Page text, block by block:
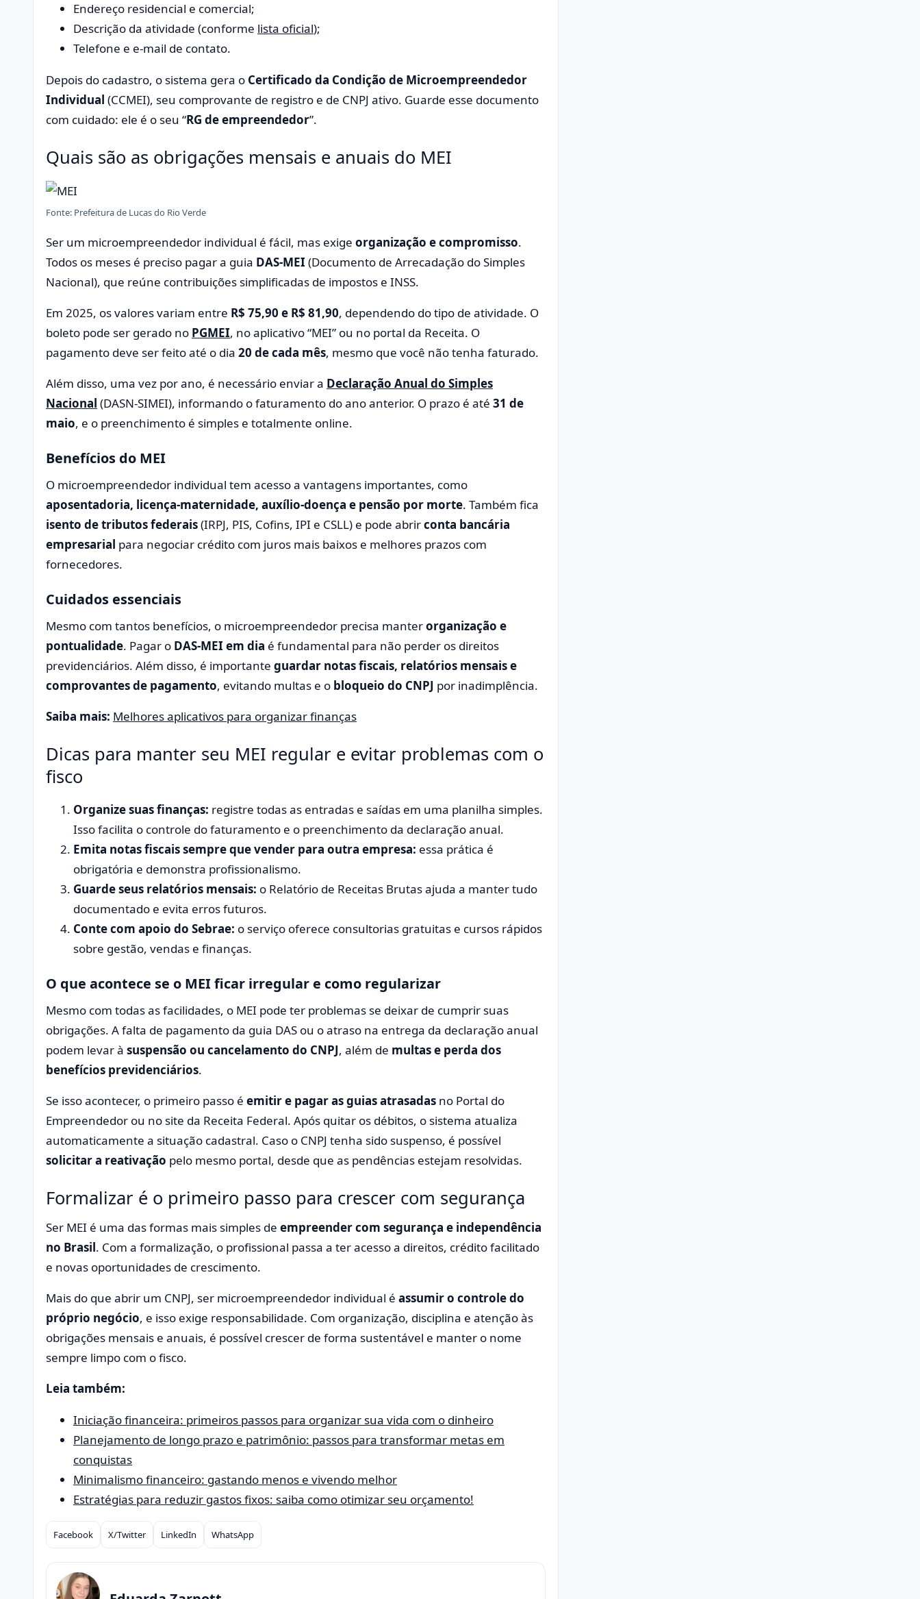
Endereço residencial e comercial;
Descrição da atividade (conforme lista oficial);
Telefone e e-mail de contato.
Depois do cadastro, o sistema gera o Certificado da Condição de Microempreendedor
Individual (CCMEI), seu comprovante de registro e de CNPJ ativo. Guarde esse documento
com cuidado: ele é o seu “RG de empreendedor”.
Quais são as obrigações mensais e anuais do MEI
Fonte: Prefeitura de Lucas do Rio Verde
Ser um microempreendedor individual é fácil, mas exige organização e compromisso.
Todos os meses é preciso pagar a guia DAS-MEI (Documento de Arrecadação do Simples
Nacional), que reúne contribuições simplificadas de impostos e INSS.
Em 2025, os valores variam entre R$ 75,90 e R$ 81,90, dependendo do tipo de atividade. O
boleto pode ser gerado no PGMEI, no aplicativo “MEI” ou no portal da Receita. O
pagamento deve ser feito até o dia 20 de cada mês, mesmo que você não tenha faturado.
Além disso, uma vez por ano, é necessário enviar a Declaração Anual do Simples
Nacional (DASN-SIMEI), informando o faturamento do ano anterior. O prazo é até 31 de
maio, e o preenchimento é simples e totalmente online.
Benefícios do MEI
O microempreendedor individual tem acesso a vantagens importantes, como
aposentadoria, licença-maternidade, auxílio-doença e pensão por morte. Também fica
isento de tributos federais(IRPJ, PIS, Cofins, IPI e CSLL) e pode abrirconta bancária
empresarial para negociar crédito com juros mais baixos e melhores prazos com
fornecedores.
Cuidados essenciais
Mesmo com tantos benefícios, o microempreendedor precisa manterorganização e
pontualidade. Pagar o DAS-MEI em dia é fundamental para não perder os direitos
previdenciários. Além disso, é importante guardar notas fiscais, relatórios mensais e
comprovantes de pagamento, evitando multas e o bloqueio do CNPJ por inadimplência.
Saiba mais: Melhores aplicativos para organizar finanças
Dicas para manter seu MEI regular e evitar problemas com o
fisco
Organize suas finanças: registre todas as entradas e saídas em uma planilha simples.
Isso facilita o controle do faturamento e o preenchimento da declaração anual.
Emita notas fiscais sempre que vender para outra empresa: essa prática é
obrigatória e demonstra profissionalismo.
Guarde seus relatórios mensais: o Relatório de Receitas Brutas ajuda a manter tudo
documentado e evita erros futuros.
Conte com apoio do Sebrae: o serviço oferece consultorias gratuitas e cursos rápidos
sobre gestão, vendas e finanças.
O que acontece se o MEI ficar irregular e como regularizar
Mesmo com todas as facilidades, o MEI pode ter problemas se deixar de cumprir suas
obrigações. A falta de pagamento da guia DAS ou o atraso na entrega da declaração anual
podem levar à suspensão ou cancelamento do CNPJ, além de multas e perda dos
benefícios previdenciários.
Se isso acontecer, o primeiro passo é emitir e pagar as guias atrasadas no Portal do
Empreendedor ou no site da Receita Federal. Após quitar os débitos, o sistema atualiza
automaticamente a situação cadastral. Caso o CNPJ tenha sido suspenso, é possível
solicitar a reativação pelo mesmo portal, desde que as pendências estejam resolvidas.
Formalizar é o primeiro passo para crescer com segurança
Ser MEI é uma das formas mais simples de empreender com segurança e independência
no Brasil. Com a formalização, o profissional passa a ter acesso a direitos, crédito facilitado
e novas oportunidades de crescimento.
Mais do que abrir um CNPJ, ser microempreendedor individual é assumir o controle do
próprio negócio, e isso exige responsabilidade. Com organização, disciplina e atenção às
obrigações mensais e anuais, é possível crescer de forma sustentável e manter o nome
sempre limpo com o fisco.
Leia também:
Iniciação financeira: primeiros passos para organizar sua vida com o dinheiro
Planejamento de longo prazo e patrimônio: passos para transformar metas em
conquistas
Minimalismo financeiro: gastando menos e vivendo melhor
Estratégias para reduzir gastos fixos: saiba como otimizar seu orçamento!
Compartilhar
Facebook X/Twitter LinkedIn WhatsApp